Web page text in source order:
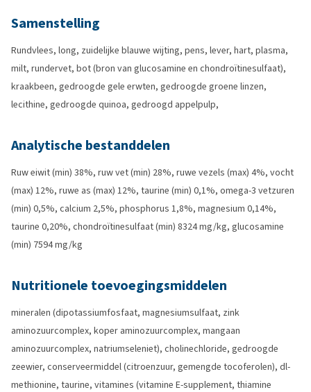
Samenstelling
Rundvlees, long, zuidelijke blauwe wijting, pens, lever, hart, plasma,
milt, rundervet, bot (bron van glucosamine en chondroïtinesulfaat),
kraakbeen, gedroogde gele erwten, gedroogde groene linzen,
lecithine, gedroogde quinoa, gedroogd appelpulp,
Analytische bestanddelen
Ruw eiwit (min) 38%, ruw vet (min) 28%, ruwe vezels (max) 4%, vocht
(max) 12%, ruwe as (max) 12%, taurine (min) 0,1%, omega-3 vetzuren
(min) 0,5%, calcium 2,5%, phosphorus 1,8%, magnesium 0,14%,
taurine 0,20%, chondroïtinesulfaat (min) 8324 mg/kg, glucosamine
(min) 7594 mg/kg
Nutritionele toevoegingsmiddelen
mineralen (dipotassiumfosfaat, magnesiumsulfaat, zink
aminozuurcomplex, koper aminozuurcomplex, mangaan
aminozuurcomplex, natriumseleniet), cholinechloride, gedroogde
zeewier, conserveermiddel (citroenzuur, gemengde tocoferolen), dl-
methionine, taurine, vitamines (vitamine E-supplement, thiamine